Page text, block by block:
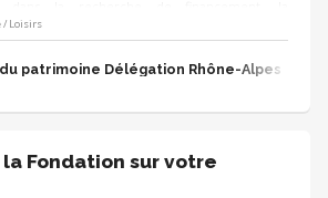
de sa collecte, jusqu'à la clôture du
au développement des adhésions et des
donateurs, partenariats, etc.) pour pérenniser
/ Loisirs
patrimoine Délégation Rhône-Alpes
Fondation sur votre